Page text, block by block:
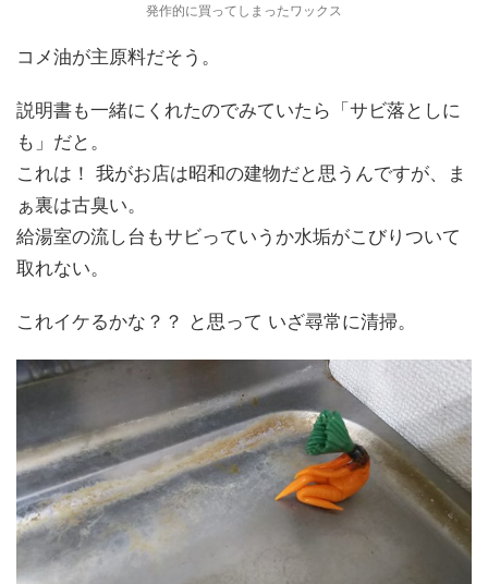
発作的に買ってしまったワックス
コメ油が主原料だそう。
説明書も一緒にくれたのでみていたら「サビ落としに
も」だと。
これは！ 我がお店は昭和の建物だと思うんですが、ま
ぁ裏は古臭い。
給湯室の流し台もサビっていうか水垢がこびりついて
取れない。
これイケるかな？？ と思って いざ尋常に清掃。